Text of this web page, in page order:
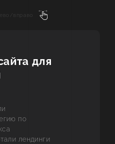
вправо
для
по
лендинги